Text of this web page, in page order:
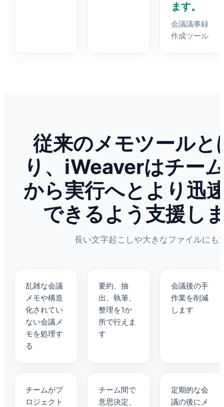
ます。
会議議事録
作成ツール
従来のメモツールと
り、iWeaverはチー
から実行へとより迅
できるよう支援し
長い文字起こしや大きなファイルにも
乱雑な会議
メモや構造
化されてい
ない会議メ
モを処理す
る
要約、抽
出、執筆、
整理を1か
所で行えま
す
会議後の手
作業を削減
します
チームがプ
ロジェクト
チーム間で
意思決定、
定期的な会
議の後にメ